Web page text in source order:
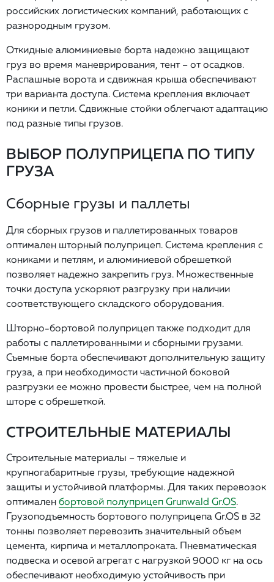
российских логистических компаний, работающих с
разнородным грузом.
Откидные алюминиевые борта надежно защищают
груз во время маневрирования, тент – от осадков.
Распашные ворота и сдвижная крыша обеспечивают
три варианта доступа. Система крепления включает
коники и петли. Сдвижные стойки облегчают адаптацию
под разные типы грузов.
ВЫБОР ПОЛУПРИЦЕПА ПО ТИПУ
ГРУЗА
Сборные грузы и паллеты
Для сборных грузов и паллетированных товаров
оптимален шторный полуприцеп. Система крепления с
кониками и петлям, и алюминиевой обрешеткой
позволяет надежно закрепить груз. Множественные
точки доступа ускоряют разгрузку при наличии
соответствующего складского оборудования.
Шторно-бортовой полуприцеп также подходит для
работы с паллетированными и сборными грузами.
Съемные борта обеспечивают дополнительную защиту
груза, а при необходимости частичной боковой
разгрузки ее можно провести быстрее, чем на полной
шторе с обрешеткой.
СТРОИТЕЛЬНЫЕ МАТЕРИАЛЫ
Строительные материалы – тяжелые и
крупногабаритные грузы, требующие надежной
защиты и устойчивой платформы. Для таких перевозок
оптимален бортовой полуприцеп Grunwald Gr.OS.
Грузоподъемность бортового полуприцепа Gr.OS в 32
тонны позволяет перевозить значительный объем
цемента, кирпича и металлопроката. Пневматическая
подвеска и осевой агрегат с нагрузкой 9000 кг на ось
обеспечивают необходимую устойчивость при